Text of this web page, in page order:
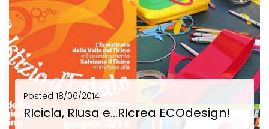
Posted 18/06/2014
RIcicla, RIusa e…RIcrea ECOdesign!